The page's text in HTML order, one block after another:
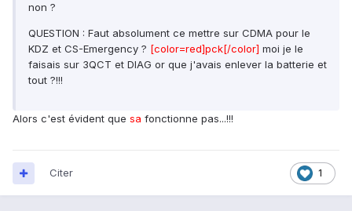
non ?
QUESTION : Faut absolument ce mettre sur CDMA pour le
KDZ et CS-Emergency ? [color=red]pck[/color] moi je le
faisais sur 3QCT et DIAG or que j'avais enlever la batterie et
tout ?!!!
Alors c'est évident que sa fonctionne pas...!!!
1
Citer